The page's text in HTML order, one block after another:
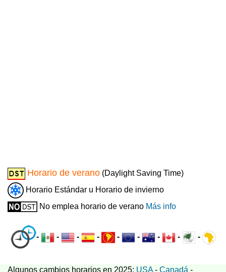
Horario de verano (Daylight Saving Time)
Horario Estándar u Horario de invierno
No emplea horario de verano Más info
- - - - - - - - -
Algunos cambios horarios en 2025: USA- Canadá -